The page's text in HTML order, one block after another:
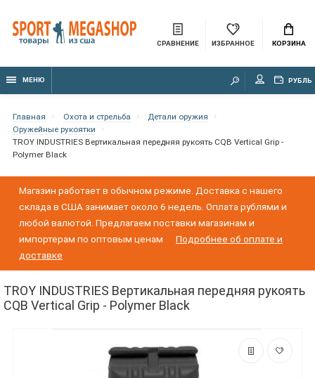
СРАВНЕНИЕ ИЗБРАННОЕ КОРЗИНА
МЕНЮ РУБЛЬ
Главная Охота и стрельба
Детали оружия
Оружейные рукоятки
TROY INDUSTRIES Вертикальная передняя рукоять CQB Vertical Grip -
Polymer Black
Магазин работает в обычном режиме. Доставка с нашего
склада в США занимает около 6 недель. Оплата рублями и
любой валютой. Предлагаем поставки магазинам и
импортерам по оптовым ценам
Подробнее об оплате и
доставке
TROY INDUSTRIES Вертикальная передняя рукоять
CQB Vertical Grip - Polymer Black